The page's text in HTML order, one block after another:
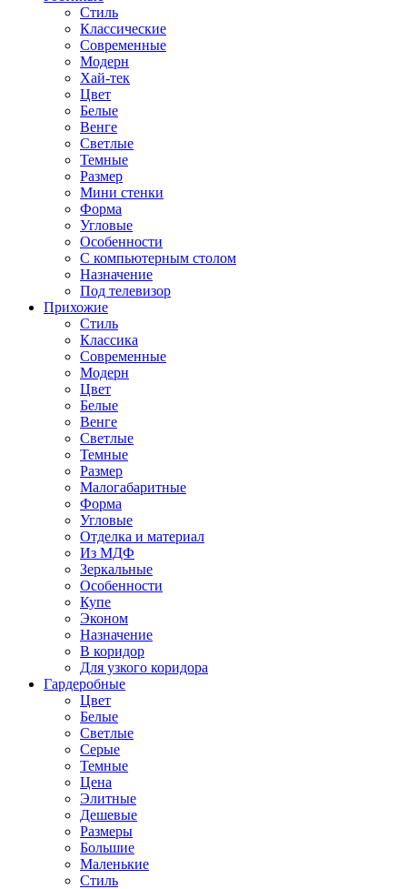
Стиль
Классические
Современные
Модерн
Хай-тек
Цвет
Белые
Венге
Светлые
Темные
Размер
Мини стенки
Форма
Угловые
Особенности
С компьютерным столом
Назначение
Под телевизор
Прихожие
Стиль
Классика
Современные
Модерн
Цвет
Белые
Венге
Светлые
Темные
Размер
Малогабаритные
Форма
Угловые
Отделка и материал
Из МДФ
Зеркальные
Особенности
Купе
Эконом
Назначение
В коридор
Для узкого коридора
Гардеробные
Цвет
Белые
Светлые
Серые
Темные
Цена
Элитные
Дешевые
Размеры
Большие
Маленькие
Стиль